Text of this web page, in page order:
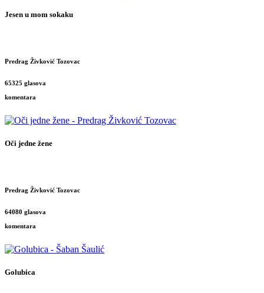
Jesen u mom sokaku
Predrag Živković Tozovac
65325 glasova
komentara
Oči jedne žene
Predrag Živković Tozovac
64080 glasova
komentara
Golubica